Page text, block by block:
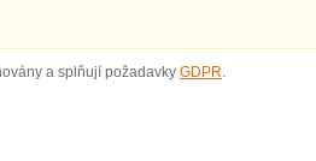
a splňují požadavky GDPR.